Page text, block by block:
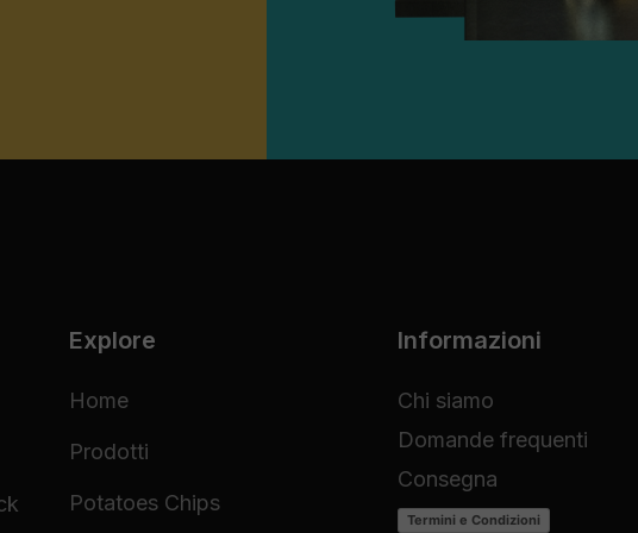
Explore
Home
Prodotti
Potatoes Chips
Informazioni
Chi siamo
Domande frequenti
Consegna
Termini e Condizioni